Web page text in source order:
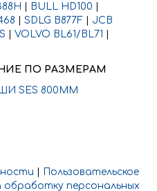
| BULL HD100 |
| SDLG B877F | JCB
| VOLVO BL61/BL71 |
ПО РАЗМЕРАМ
SES 800ММ
| Пользовательское
обработку персональных